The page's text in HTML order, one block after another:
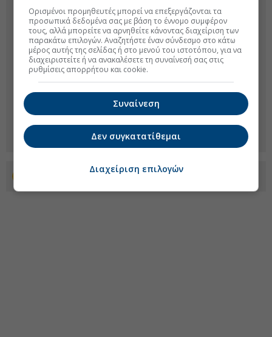
Προσθέστε το euro2day.gr στο Discover
Ορισμένοι προμηθευτές μπορεί να επεξεργάζονται τα
προσωπικά δεδομένα σας με βάση το έννομο συμφέρον
τους, αλλά μπορείτε να αρνηθείτε κάνοντας διαχείριση των
παρακάτω επιλογών. Αναζητήστε έναν σύνδεσμο στο κάτω
μέρος αυτής της σελίδας ή στο μενού του ιστοτόπου, για να
διαχειριστείτε ή να ανακαλέσετε τη συναίνεσή σας στις
ρυθμίσεις απορρήτου και cookie.
Συναίνεση
Δεν συγκατατίθεμαι
Διαχείριση επιλογών